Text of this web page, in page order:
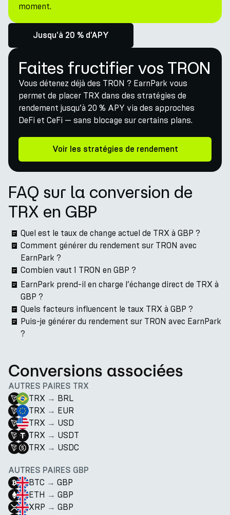
moment.
Jusqu'à 20 % d'APY
Faites fructifier vos TRON
Vous détenez déjà des TRON ? EarnPark vous
permet de placer TRX dans des stratégies de
rendement jusqu’à 20 % APY via des approches
DeFi et CeFi — sans blocage sur certains plans.
Voir les stratégies de rendement
FAQ sur la conversion de
TRX en GBP
Quel est le taux de change actuel de TRX à GBP ?
Comment générer du rendement sur TRON avec
EarnPark ?
Combien vaut 1 TRON en GBP ?
EarnPark prend-il en charge l’échange direct de TRX à
GBP ?
Quels facteurs influencent le taux TRX à GBP ?
Puis-je générer du rendement sur TRON avec EarnPark
?
Conversions associées
AUTRES PAIRES TRX
TRX → BRL
TRX → EUR
TRX → USD
TRX → USDT
TRX → USDC
AUTRES PAIRES GBP
BTC → GBP
ETH → GBP
XRP → GBP